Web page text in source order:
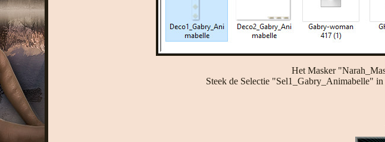
Het Masker
Steek de Selectie "Sel1_Gabry_Animabelle"